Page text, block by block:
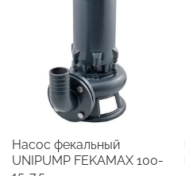
Насос фекальный
UNIPUMP FEKAMAX 100-